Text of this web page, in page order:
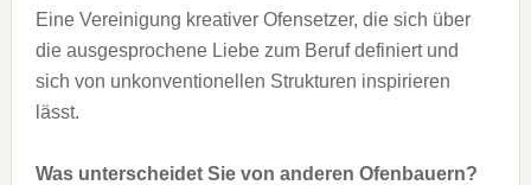
Eine Vereinigung kreativer Ofensetzer, die sich über
die ausgesprochene Liebe zum Beruf definiert und
sich von unkonventionellen Strukturen inspirieren
lässt.
Was unterscheidet Sie von anderen Ofenbauern?